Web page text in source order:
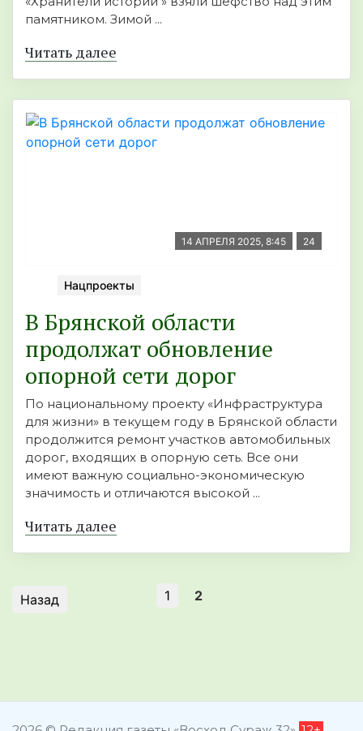
памятником. Зимой ...
Читать далее
14 АПРЕЛЯ 2025, 8:45 24
Нацпроекты
В Брянской области
продолжат обновление
опорной сети дорог
По национальному проекту «Инфраструктура
для жизни» в текущем году в Брянской области
продолжится ремонт участков автомобильных
дорог, входящих в опорную сеть. Все они
имеют важную социально-экономическую
значимость и отличаются высокой ...
Читать далее
Назад 1 2